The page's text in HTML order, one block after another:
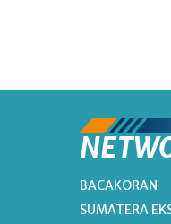
BACAKORAN
SUMATERA